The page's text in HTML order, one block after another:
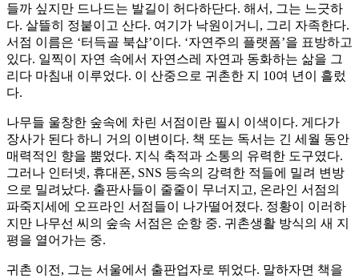
들까 싶지만 드나드는 발길이 허다하단다. 해서, 그는 느긋하
다. 살뜰히 정붙이고 산다. 여기가 낙원이거니, 그리 자족한다.
서점 이름은 ‘터득골 북샵’이다. ‘자연주의 플랫폼’을 표방하고
있다. 일찍이 자연 속에서 자연스레 자연과 동화하는 삶을 그
리다 마침내 이루었다. 이 산중으로 귀촌한 지 10여 년이 흘렀
다.
나무들 울창한 숲속에 차린 서점이란 필시 이색이다. 게다가
장사가 된다 하니 거의 이변이다. 책 또는 독서는 긴 세월 동안
매력적인 향을 뿜었다. 지식 축적과 소통의 유력한 도구였다.
그러나 인터넷, 휴대폰, SNS 등속의 강력한 적들에 밀려 변방
으로 밀려났다. 출판사들이 줄줄이 무너지고, 온라인 서점의
파죽지세에 오프라인 서점들이 나가떨어졌다. 정황이 이러하
지만 나무선 씨의 숲속 서점은 순항 중. 귀촌생활 방식의 새 지
평을 열어가는 중.
귀촌 이전, 그는 서울에서 출판업자로 뛰었다. 말하자면 책을